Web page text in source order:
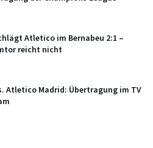
Atletico im Bernabeu 2:1 –
reicht nicht
Atletico Madrid: Übertragung im TV